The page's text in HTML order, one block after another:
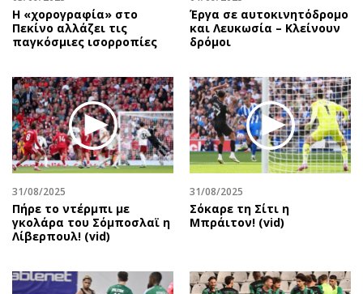
Η «χορογραφία» στο
Πεκίνο αλλάζει τις
παγκόσμιες ισορροπίες
Έργα σε αυτοκινητόδρομο
και Λευκωσία – Κλείνουν
δρόμοι
31/08/2025
Πήρε το ντέρμπι με
γκολάρα του Σόμποσλαϊ η
Λίβερπουλ! (vid)
31/08/2025
Σόκαρε τη Σίτι η
Μπράιτον! (vid)